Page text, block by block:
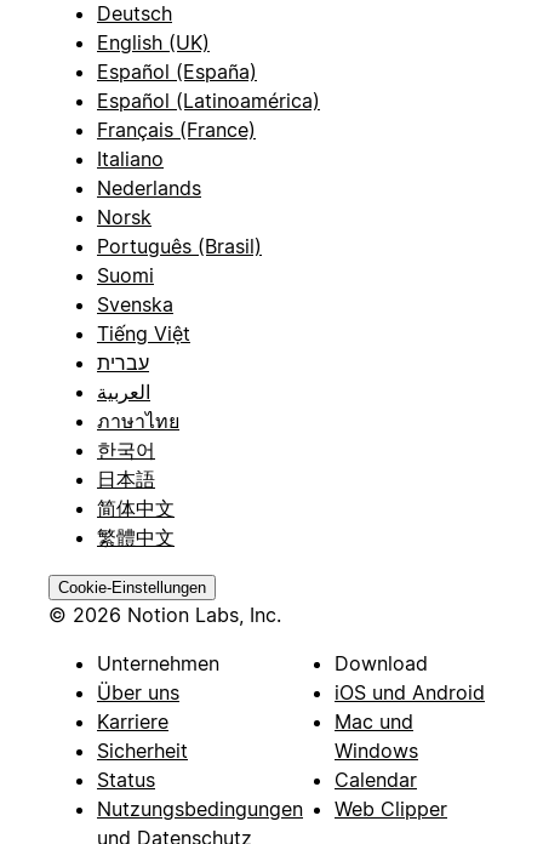
Deutsch
English (UK)
Español (España)
Español (Latinoamérica)
Français (France)
Italiano
Nederlands
Norsk
Português (Brasil)
Suomi
Svenska
Tiếng Việt
עברית
العربية
ภาษาไทย
한국어
日本語
简体中文
繁體中文
Cookie-Einstellungen
© 2026 Notion Labs, Inc.
Unternehmen
Über uns
Karriere
Sicherheit
Status
Nutzungsbedingungen
und Datenschutz
Download
iOS und Android
Mac und
Windows
Calendar
Web Clipper